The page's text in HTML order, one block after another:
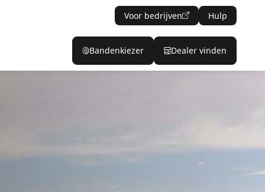
Voor bedrijven Hulp
Bandenkiezer Dealer vinden